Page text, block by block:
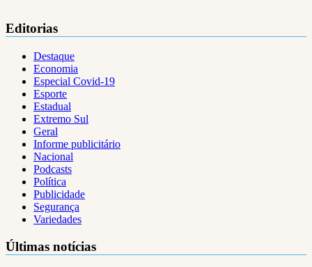
Editorias
Destaque
Economia
Especial Covid-19
Esporte
Estadual
Extremo Sul
Geral
Informe publicitário
Nacional
Podcasts
Política
Publicidade
Segurança
Variedades
Últimas notícias